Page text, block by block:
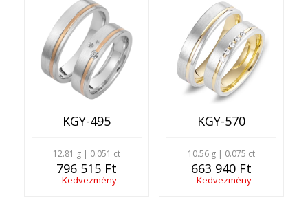
KGY-495
12.81 g | 0.051 ct
796 515 Ft
- Kedvezmény
KGY-570
10.56 g | 0.075 ct
663 940 Ft
- Kedvezmény